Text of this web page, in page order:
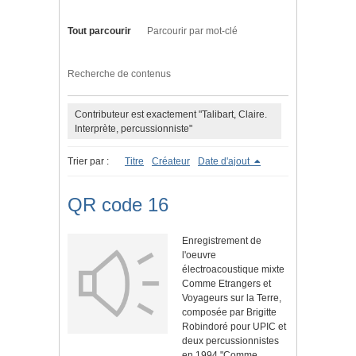
Tout parcourir Parcourir par mot-clé
Recherche de contenus
Contributeur est exactement "Talibart, Claire.
Interprète, percussionniste"
Trier par : Titre Créateur Date d'ajout
QR code 16
Enregistrement de
l'oeuvre
électroacoustique mixte
Comme Etrangers et
Voyageurs sur la Terre,
composée par Brigitte
Robindoré pour UPIC et
deux percussionnistes